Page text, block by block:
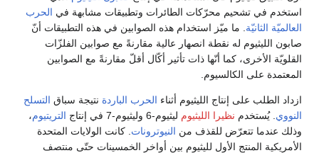
استخدم في تشحيم محرّكات الطائرات وتطبيقات مشابهة في الحرب
العالميّة الثانيّة . ما ميّز استخدام هذه الصوابين في هذه التطبيقات أنّ
صابون الليثيوم له نقطة انصهار عالية مقارنةً مع صوابين الفلزّات
القلويّة الأخرى، كما أنّها ذات تأثير أكّال أقلّ مقارنةً مع الصوابين
المعتمدة على الكالسيوم.
ازداد الطلب على إنتاج الليثيوم أثناء الحرب الباردة نتيجة سباق التسلح
النووي . يُستخدم نظيرا الليثيوم ليثيوم-6 وليثيوم-7 في إنتاج التريتيوم،
وذلك عندما تتعرّض للقذف من النيوترونات . كانت الولايات المتحدة
الأمريكية المنتج الأول لليثيوم بين أواخر الخمسينات حتّى منتصف